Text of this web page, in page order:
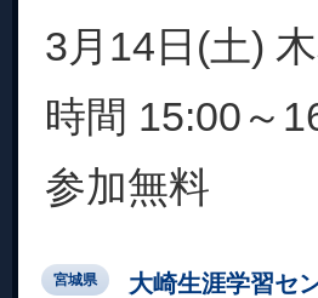
3月14日(土)
時間 15:00～
参加無料
宮城県 大崎生涯学習セ